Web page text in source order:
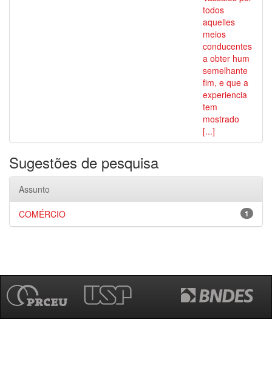
todos
aquelles
meios
conducentes
a obter hum
semelhante
fim, e que a
experiencia
tem
mostrado
[...]
Sugestões de pesquisa
Assunto
1
COMÉRCIO